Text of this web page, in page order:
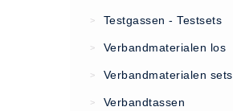
AED apparaten (11)
AED batterijen (12)
AED binnen - buiten kasten (11)
> Testgassen - Testsets
> Verbandmaterialen los
> Verbandmaterialen sets
> Verbandtassen